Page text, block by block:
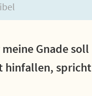
Gnade soll
hinfallen, spricht